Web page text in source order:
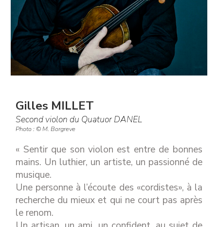
Gilles MILLET
Second violon du Quatuor DANEL
Photo : © M. Borgreve
« Sentir que son violon est entre de bonnes
mains. Un luthier, un artiste, un passionné de
musique.
Une personne à l’écoute des «cordistes», à la
recherche du mieux et qui ne court pas après
le renom.